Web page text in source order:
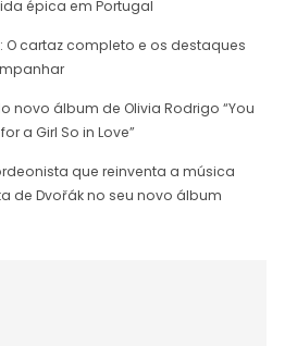
épica em Portugal
O cartaz completo e os destaques
novo álbum de Olivia Rodrigo “You
a Girl So in Love”
que reinventa a música
de Dvořák no seu novo álbum